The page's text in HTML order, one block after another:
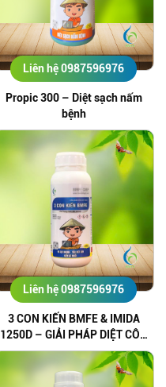
Liên hệ 0987596976
Propic 300 – Diệt sạch nấm
bệnh
Liên hệ 0987596976
3 CON KIẾN BMFE & IMIDA
1250D – GIẢI PHÁP DIỆT CÔN
TRÙNG HIỆU QUẢ, AN TOÀN
CHO MÔI TRƯỜNG